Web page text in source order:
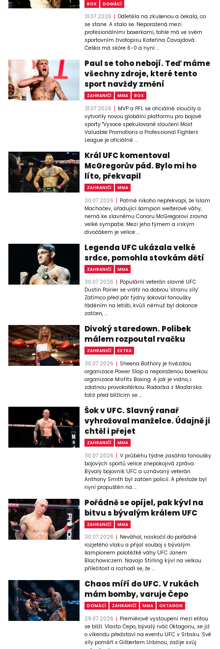
BOX DOMÁCÍ
31.07.2026
Odletěla na zkušenou a čekala, co
se stane. A stalo se. Neporažená mezi
profesionálními boxerkami, tohle má ve svém
sportovním životopisu Kateřina Čavajdová.
Češka má skóre 6-0 a nyní ...
Paul se toho nebojí. Teď máme
všechny zdroje, které tento
sport navždy změní
ZAHRANIČÍ MMA BOX
31.07.2026
MVP a PFL se oficiálně sloučily a
vytvořily novou globální platformu pro bojové
sporty "Vysoce spekulované sloučení Most
Valuable Promotions a Professional Fighters
League je oficiálně ...
Král UFC komentoval
McGregorův pád. Bylo mi ho
líto, překvapil
ZAHRANIČÍ MMA
30.07.2026
Patrně nikoho nepřekvapí, že Islam
Machačev, úřadující šampion welterové váhy,
nemá ke slavnému Conoru McGregorovi zrovna
velké sympatie. Mezi jeho týmem a irským
divočákem je velice ...
Legenda UFC ukázala velké
srdce, pomohla stovkám dětí
ZAHRANIČÍ MMA
30.07.2026
Populární veterán slavné UFC
Dustin Poirier se vrátil na dobrou 'stranu síly'.
Zatímco před pár týdny šokoval fanoušky
řáděním na letišti, kvůli němuž byl dokonce
zatčen, ...
Divoký staredown. Polibek
málem rozpoutal rvačku
ZAHRANIČÍ EXTRA
30.07.2026
Sheena Bathory je hvězdou
organizace Power Slap a neporaženou boxerkou
organizace Misfits Boxing. A jak je vidno, i
zdatnou provokatérkou. Rodačka z Maďarska
totiž před blížícím se ...
Šok v UFC. Slavný ranař
vyhrožoval manželce. Údajně ji
chtěl i přejet
ZAHRANIČÍ MMA
30.07.2026
V průběhu týdne zasáhla fanoušky
bojových sportů velice znepokojivá zpráva.
Bývalý bojovník UFC a uznávaný veterán
Anthony Smith byl zatčen policií. A přestože byl
nyní propuštěn na ...
Pořádně se opíjel, pak kývl na
bitvu s bývalým králem UFC
ZAHRANIČÍ MMA
30.07.2026
Neváhal, naskočil do pořádně
rozjetého vlaku a přijal souboj s bývalým
šampionem polotěžké váhy UFC Janem
Blachowiczem. Navajo Stirling kývl na velkou
příležitost a rozhodl se, že ...
Chaos míří do UFC. V rukách
mám bomby, varuje Čepo
DOMÁCÍ ZAHRANIČÍ MMA OKTAGON
29.07.2026
Premiérové vystoupení mezi elitou
se blíží. Vlasto Čepo, bývalý rváč Oktagonu, se již
o víkendu představí na eventu UFC v Srbsku. Své
síly poměří s Gilbertem Urbinou, zažije svůj